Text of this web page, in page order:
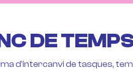
DE
d’intercanvi de tasques,